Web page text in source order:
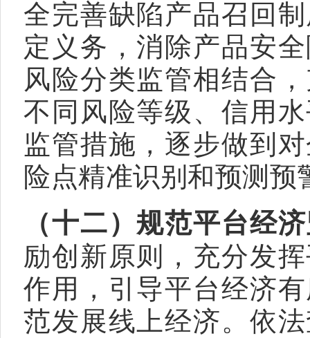
全完善缺陷产品召回
定义务，消除产品安
风险分类监管相结合
不同风险等级、信用
监管措施，逐步做到
险点精准识别和预测预
（十二）规范平台经
励创新原则，充分发
作用，引导平台经济
范发展线上经济。依